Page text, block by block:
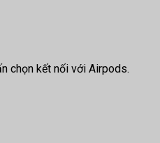
chọn kết nối với Airpods.